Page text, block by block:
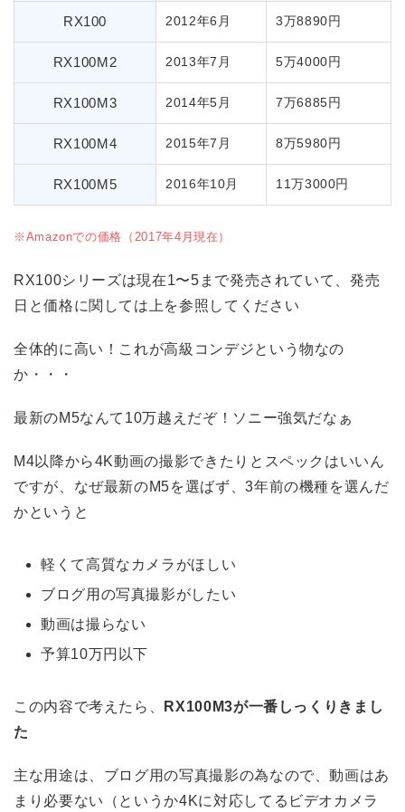
RX100 2012年6月 3万8890円
RX100M2 2013年7月 5万4000円
RX100M3 2014年5月 7万6885円
RX100M4 2015年7月 8万5980円
RX100M5 2016年10月 11万3000円
※Amazonでの価格（2017年4月現在）
RX100シリーズは現在1〜5まで発売されていて、発売
日と価格に関しては上を参照してください
全体的に高い！これが高級コンデジという物なの
か・・・
最新のM5なんて10万越えだぞ！ソニー強気だなぁ
M4以降から4K動画の撮影できたりとスペックはいいん
ですが、なぜ最新のM5を選ばず、3年前の機種を選んだ
かというと
軽くて高質なカメラがほしい
ブログ用の写真撮影がしたい
動画は撮らない
予算10万円以下
この内容で考えたら、
RX100M3が一番しっくりきまし
た
主な用途は、ブログ用の写真撮影の為なので、動画はあ
まり必要ない（というか4Kに対応してるビデオカメラ